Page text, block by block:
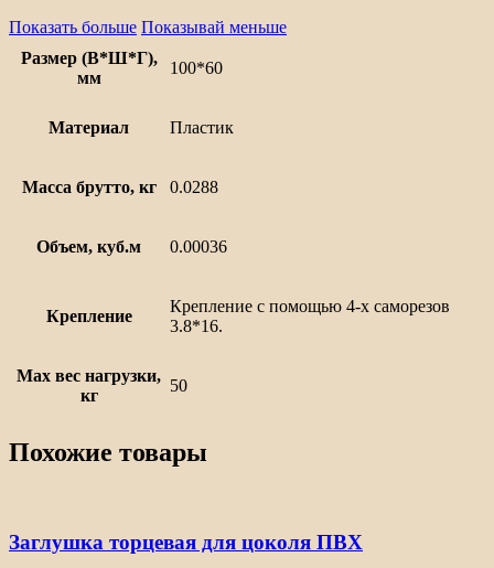
Показать больше Показывай меньше
Размер (В*Ш*Г),
мм
100*60
Материал Пластик
Масса брутто, кг 0.0288
Объем, куб.м 0.00036
Крепление
Крепление с помощью 4-х саморезов
3.8*16.
Max вес нагрузки,
кг
50
Похожие товары
Заглушка торцевая для цоколя ПВХ